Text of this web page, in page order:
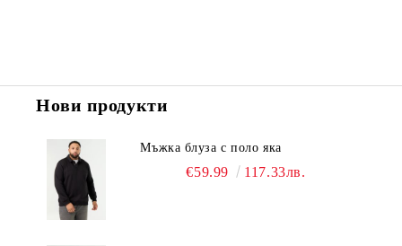
Нови продукти
Мъжка блуза с поло яка
€59.99 117.33лв.